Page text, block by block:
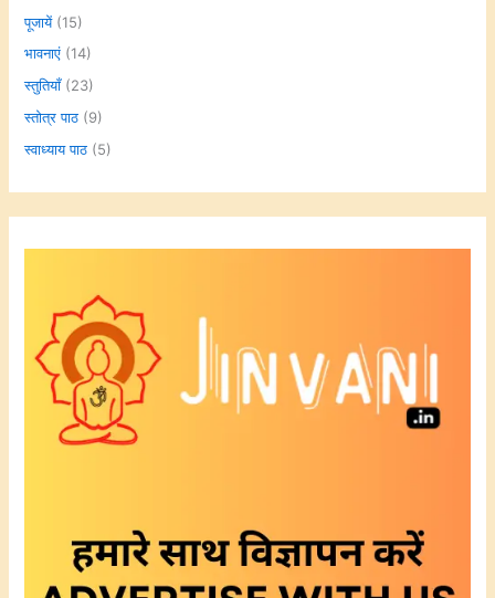
पूजायें(15)
भावनाएं (14)
स्तुतियाँ(23)
स्तोत्र पाठ (9)
स्वाध्याय पाठ (5)